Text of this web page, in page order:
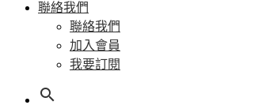
聯絡我們
聯絡我們
加入會員
我要訂閱
search